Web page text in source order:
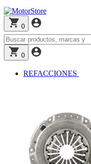
0
0
REFACCIONES